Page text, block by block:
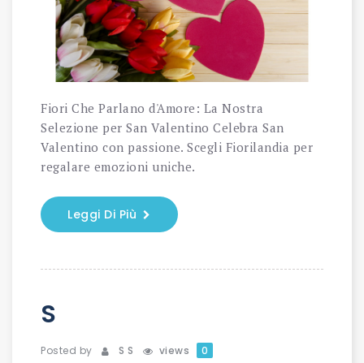
Fiori Che Parlano d'Amore: La Nostra
Selezione per San Valentino Celebra San
Valentino con passione. Scegli Fiorilandia per
regalare emozioni uniche.
Leggi Di Più
S
Posted by S S views 0